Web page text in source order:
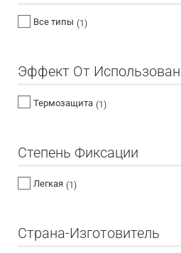
Все типы (1)
Эффект От
Термозащита (1)
Степень Фиксации
Легкая (1)
Страна-Изготовитель